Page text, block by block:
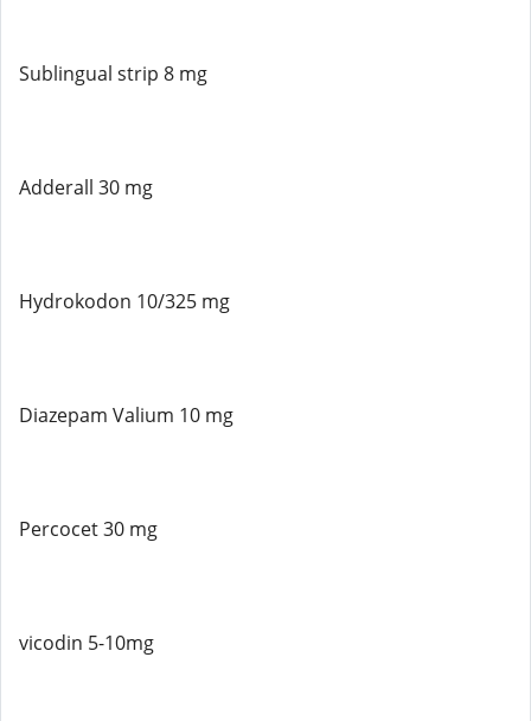
Sublingual strip 8 mg
Adderall 30 mg
Hydrokodon 10/325 mg
Diazepam Valium 10 mg
Percocet 30 mg
vicodin 5-10mg